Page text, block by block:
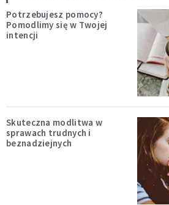
Potrzebujesz pomocy?
Pomodlimy się w Twojej
intencji
Skuteczna modlitwa w
sprawach trudnych i
beznadziejnych